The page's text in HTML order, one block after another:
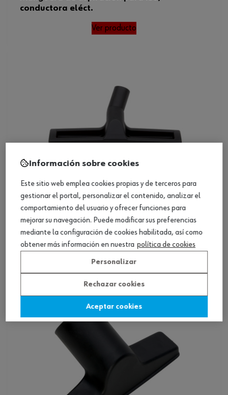
conductora eléct.
Ver producto
Boquilla para suelo húmedo/seco
Ver producto
Información sobre cookies
Este sitio web emplea cookies propias y de terceros para
gestionar el portal, personalizar el contenido, analizar el
comportamiento del usuario y ofrecer funciones para
mejorar su navegación. Puede modificar sus preferencias
mediante la configuración de cookies habilitada, así como
obtener más información en nuestra política de cookies
Personalizar
Rechazar cookies
Aceptar cookies